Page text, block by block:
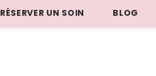
RÉSERVER UN SOIN BLOG